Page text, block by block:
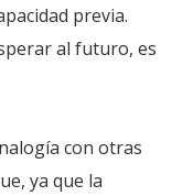
previa.
al futuro, es
con otras
ya que la